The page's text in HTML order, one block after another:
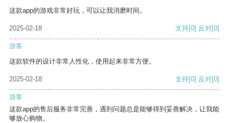
这款app的游戏非常好玩，可以让我消磨时间。
2025-02-18 支持[0] 反对[0]
游客
这款软件的设计非常人性化，使用起来非常方便。
2025-02-18 支持[0] 反对[0]
游客
这款app的售后服务非常完善，遇到问题总是能够得到妥善解决，让我能
够放心购物。